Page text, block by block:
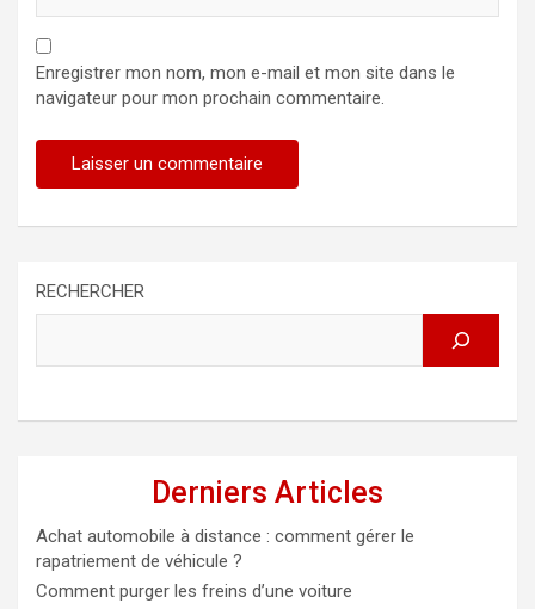
Enregistrer mon nom, mon e-mail et mon site dans le
navigateur pour mon prochain commentaire.
RECHERCHER
Derniers Articles
Achat automobile à distance : comment gérer le
rapatriement de véhicule ?
Comment purger les freins d’une voiture